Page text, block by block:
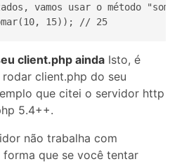
vamos usar o método
15)); // 25
client.php ainda Isto, é
client.php do seu
que citei o servidor http
5.4++.
não trabalha com
que se você tentar